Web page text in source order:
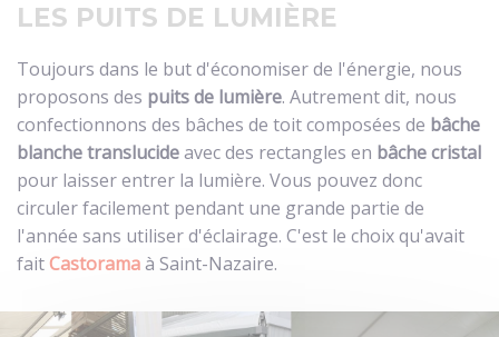
LES PUITS DE LUMIÈRE
Toujours dans le but d'économiser de l'énergie, nous
proposons des puits de lumière. Autrement dit, nous
confectionnons des bâches de toit composées de bâche
blanche translucideavec des rectangles en bâche cristal
pour laisser entrer la lumière. Vous pouvez donc
circuler facilement pendant une grande partie de
l'année sans utiliser d'éclairage. C'est le choix qu'avait
faitCastoramaà Saint-Nazaire.